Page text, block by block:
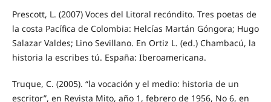
Prescott, L. (2007) Voces del Litoral recóndito. Tres poetas de
la costa Pacífica de Colombia: Helcías Martán Góngora; Hugo
Salazar Valdes; Lino Sevillano. En Ortiz L. (ed.) Chambacú, la
historia la escribes tú. España: Iberoamericana.
Truque, C. (2005). “la vocación y el medio: historia de un
escritor”, en Revista Mito, año 1, febrero de 1956, No 6, en